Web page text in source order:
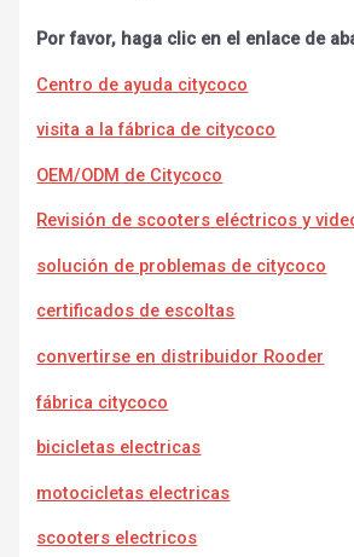
Por favor, haga clic en el enlace de
Centro de ayuda citycoco
visita a la fábrica de citycoco
OEM/ODM de Citycoco
Revisión de scooters eléctricos y
solución de problemas de citycoco
certificados de escoltas
convertirse en distribuidor Rooder
fábrica citycoco
bicicletas electricas
motocicletas electricas
scooters electricos